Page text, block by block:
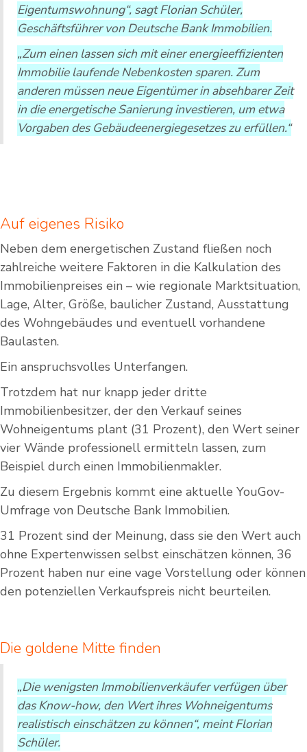
Eigentumswohnung“, sagt Florian Schüler,
Geschäftsführer von Deutsche Bank Immobilien.
„Zum einen lassen sich mit einer energieeffizienten
Immobilie laufende Nebenkosten sparen. Zum
anderen müssen neue Eigentümer in absehbarer Zeit
in die energetische Sanierung investieren, um etwa
Vorgaben des Gebäudeenergiegesetzes zu erfüllen.“
Auf eigenes Risiko
Neben dem energetischen Zustand fließen noch
zahlreiche weitere Faktoren in die Kalkulation des
Immobilienpreises ein – wie regionale Marktsituation,
Lage, Alter, Größe, baulicher Zustand, Ausstattung
des Wohngebäudes und eventuell vorhandene
Baulasten.
Ein anspruchsvolles Unterfangen.
Trotzdem hat nur knapp jeder dritte
Immobilienbesitzer, der den Verkauf seines
Wohneigentums plant (31 Prozent), den Wert seiner
vier Wände professionell ermitteln lassen, zum
Beispiel durch einen Immobilienmakler.
Zu diesem Ergebnis kommt eine aktuelle YouGov-
Umfrage von Deutsche Bank Immobilien.
31 Prozent sind der Meinung, dass sie den Wert auch
ohne Expertenwissen selbst einschätzen können, 36
Prozent haben nur eine vage Vorstellung oder können
den potenziellen Verkaufspreis nicht beurteilen.
Die goldene Mitte finden
„Die wenigsten Immobilienverkäufer verfügen über
das Know-how, den Wert ihres Wohneigentums
realistisch einschätzen zu können“, meint Florian
Schüler.